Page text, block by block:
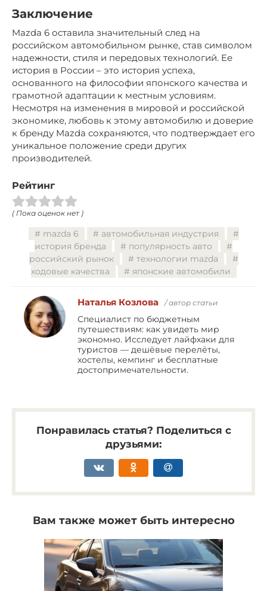
Заключение
Mazda 6 оставила значительный след на
российском автомобильном рынке, став символом
надежности, стиля и передовых технологий. Ее
история в России – это история успеха,
основанного на философии японского качества и
грамотной адаптации к местным условиям.
Несмотря на изменения в мировой и российской
экономике, любовь к этому автомобилю и доверие
к бренду Mazda сохраняются, что подтверждает его
уникальное положение среди других
производителей.
Рейтинг
( Пока оценок нет )
mazda 6
автомобильная индустрия
история бренда
популярность авто
российский рынок
технологии mazda
ходовые качества
японские автомобили
Наталья Козлова / автор статьи
Специалист по бюджетным
путешествиям: как увидеть мир
экономно. Исследует лайфхаки для
туристов — дешёвые перелёты,
хостелы, кемпинг и бесплатные
достопримечательности.
Понравилась статья? Поделиться с
друзьями:
Вам также может быть интересно